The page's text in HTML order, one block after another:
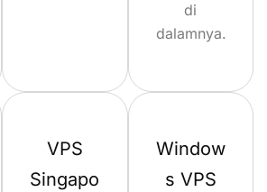
di
dalamnya.
VPS
Singapo
Window
s VPS